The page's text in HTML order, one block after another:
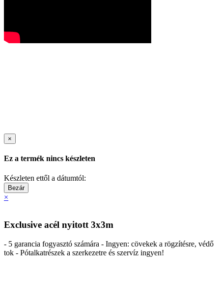
×
Ez a termék nincs készleten
Készleten ettől a dátumtól:
Bezár
×
Exclusive acél nyitott 3x3m
- 5 garancia fogyasztó számára - Ingyen: cövekek a rögzítésre, védő
tok - Pótalkatrészek a szerkezetre és szervíz ingyen!